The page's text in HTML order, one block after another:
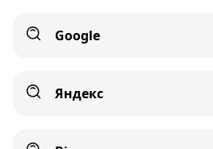
Google
Яндекс